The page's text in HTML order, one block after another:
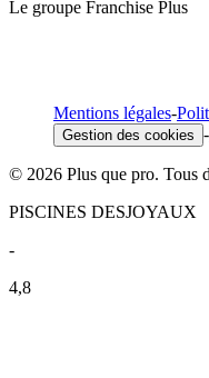
Le groupe Franchise Plus
Mentions légales-
Gestion des cookies -
© 2026 Plus que pro. Tous
PISCINES DESJOYAUX
-
4,8